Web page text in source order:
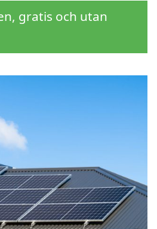
gratis och utan